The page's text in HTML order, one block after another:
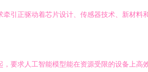
引正驱动着芯片设计、传感器技术、新材
要求人工智能模型能在资源受限的设备上